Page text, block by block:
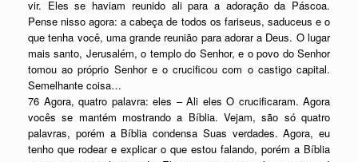
vir. Eles se haviam reunido ali para a adoração da Páscoa.
Pense nisso agora: a cabeça de todos os fariseus, saduceus e o
que tenha você, uma grande reunião para adorar a Deus. O lugar
mais santo, Jerusalém, o templo do Senhor, e o povo do Senhor
tomou ao próprio Senhor e o crucificou com o castigo capital.
Semelhante coisa…
76 Agora, quatro palavra: eles – Ali eles O crucificaram. Agora
vocês se mantém mostrando a Bíblia. Vejam, são só quatro
palavras, porém a Bíblia condensa Suas verdades. Agora, eu
tenho que rodear e explicar o que estou falando, porém a Bíblia